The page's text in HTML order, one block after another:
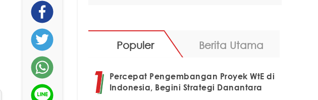
Populer Berita Utama
Percepat Pengembangan Proyek WtE di
Indonesia, Begini Strategi Danantara